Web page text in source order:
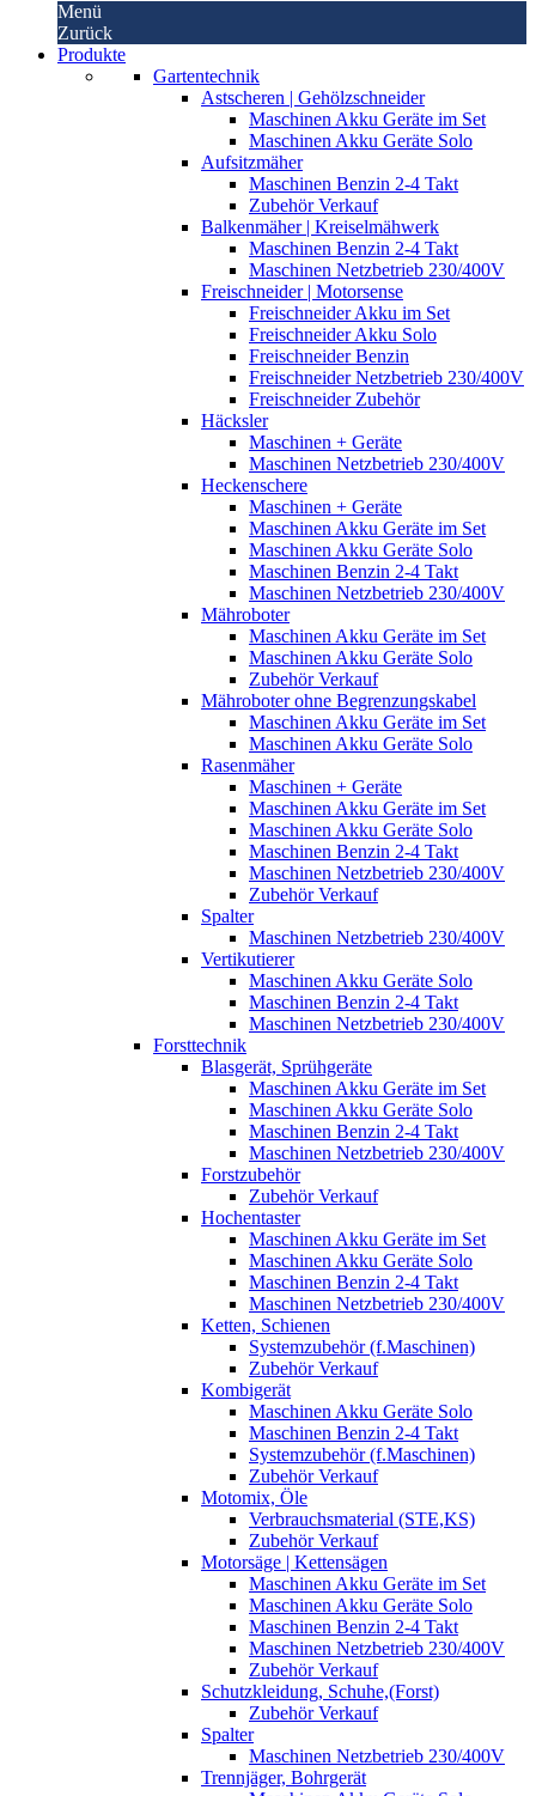
Menü
Zurück
Produkte
Gartentechnik
Astscheren | Gehölzschneider
Maschinen Akku Geräte im Set
Maschinen Akku Geräte Solo
Aufsitzmäher
Maschinen Benzin 2-4 Takt
Zubehör Verkauf
Balkenmäher | Kreiselmähwerk
Maschinen Benzin 2-4 Takt
Maschinen Netzbetrieb 230/400V
Freischneider | Motorsense
Freischneider Akku im Set
Freischneider Akku Solo
Freischneider Benzin
Freischneider Netzbetrieb 230/400V
Freischneider Zubehör
Häcksler
Maschinen + Geräte
Maschinen Netzbetrieb 230/400V
Heckenschere
Maschinen + Geräte
Maschinen Akku Geräte im Set
Maschinen Akku Geräte Solo
Maschinen Benzin 2-4 Takt
Maschinen Netzbetrieb 230/400V
Mähroboter
Maschinen Akku Geräte im Set
Maschinen Akku Geräte Solo
Zubehör Verkauf
Mähroboter ohne Begrenzungskabel
Maschinen Akku Geräte im Set
Maschinen Akku Geräte Solo
Rasenmäher
Maschinen + Geräte
Maschinen Akku Geräte im Set
Maschinen Akku Geräte Solo
Maschinen Benzin 2-4 Takt
Maschinen Netzbetrieb 230/400V
Zubehör Verkauf
Spalter
Maschinen Netzbetrieb 230/400V
Vertikutierer
Maschinen Akku Geräte Solo
Maschinen Benzin 2-4 Takt
Maschinen Netzbetrieb 230/400V
Forsttechnik
Blasgerät, Sprühgeräte
Maschinen Akku Geräte im Set
Maschinen Akku Geräte Solo
Maschinen Benzin 2-4 Takt
Maschinen Netzbetrieb 230/400V
Forstzubehör
Zubehör Verkauf
Hochentaster
Maschinen Akku Geräte im Set
Maschinen Akku Geräte Solo
Maschinen Benzin 2-4 Takt
Maschinen Netzbetrieb 230/400V
Ketten, Schienen
Systemzubehör (f.Maschinen)
Zubehör Verkauf
Kombigerät
Maschinen Akku Geräte Solo
Maschinen Benzin 2-4 Takt
Systemzubehör (f.Maschinen)
Zubehör Verkauf
Motomix, Öle
Verbrauchsmaterial (STE,KS)
Zubehör Verkauf
Motorsäge | Kettensägen
Maschinen Akku Geräte im Set
Maschinen Akku Geräte Solo
Maschinen Benzin 2-4 Takt
Maschinen Netzbetrieb 230/400V
Zubehör Verkauf
Schutzkleidung, Schuhe,(Forst)
Zubehör Verkauf
Spalter
Maschinen Netzbetrieb 230/400V
Trennjäger, Bohrgerät